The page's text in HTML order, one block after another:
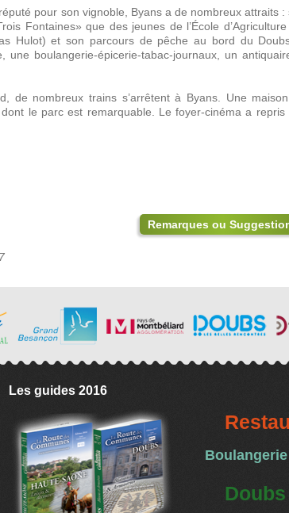
pour son vignoble, Byans a de nombreux attraits :
Fontaines» que des jeunes de l’École
Hulot) et son parcours de pêche au bord du
boulangerie-épicerie-tabac-journaux, un
de nombreux trains s’arrêtent à Byans. Une
le parc est remarquable. Le foyer-cinéma a repris
Remarques ou
Les guides 2016
Boulangerie
Doubs